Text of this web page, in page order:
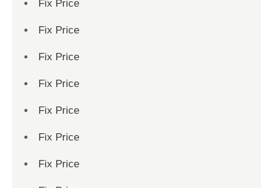
Fix Price
Fix Price
Fix Price
Fix Price
Fix Price
Fix Price
Fix Price